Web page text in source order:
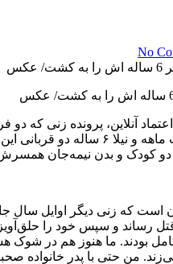
No
آنلاین، پرونده زنی که
دست به قتل زد. محمد
دو کودک و بدن نیمه‌جان
من حتی با پدر خانواده